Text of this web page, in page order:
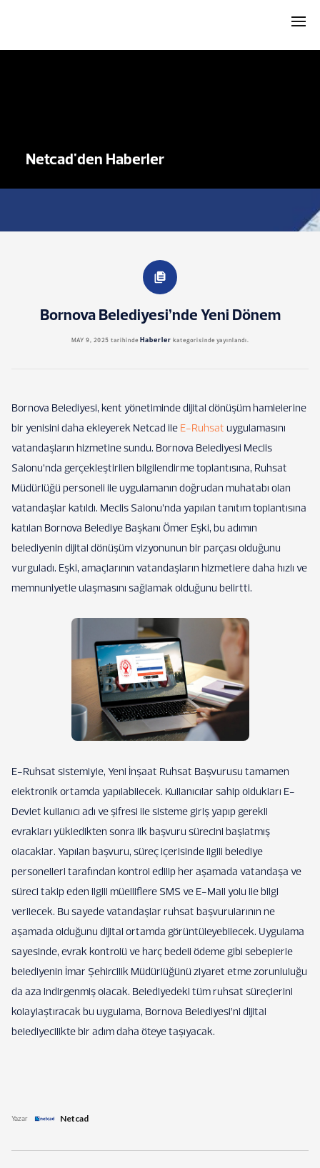
Netcad'den Haberler
Bornova Belediyesi’nde Yeni Dönem
MAY 9, 2025 tarihinde Haberler kategorisinde yayınlandı.
Bornova Belediyesi, kent yönetiminde dijital dönüşüm hamlelerine
bir yenisini daha ekleyerek Netcad ile E-Ruhsat uygulamasını
vatandaşların hizmetine sundu. Bornova Belediyesi Meclis
Salonu’nda gerçekleştirilen bilgilendirme toplantısına, Ruhsat
Müdürlüğü personeli ile uygulamanın doğrudan muhatabı olan
vatandaşlar katıldı. Meclis Salonu’nda yapılan tanıtım toplantısına
katılan Bornova Belediye Başkanı Ömer Eşki, bu adımın
belediyenin dijital dönüşüm vizyonunun bir parçası olduğunu
vurguladı. Eşki, amaçlarının vatandaşların hizmetlere daha hızlı ve
memnuniyetle ulaşmasını sağlamak olduğunu belirtti.
E-Ruhsat sistemiyle, Yeni İnşaat Ruhsat Başvurusu tamamen
elektronik ortamda yapılabilecek. Kullanıcılar sahip oldukları E-
Devlet kullanıcı adı ve şifresi ile sisteme giriş yapıp gerekli
evrakları yükledikten sonra ilk başvuru sürecini başlatmış
olacaklar. Yapılan başvuru, süreç içerisinde ilgili belediye
personelleri tarafından kontrol edilip her aşamada vatandaşa ve
süreci takip eden ilgili müelliflere SMS ve E-Mail yolu ile bilgi
verilecek. Bu sayede vatandaşlar ruhsat başvurularının ne
aşamada olduğunu dijital ortamda görüntüleyebilecek. Uygulama
sayesinde, evrak kontrolü ve harç bedeli ödeme gibi sebeplerle
belediyenin İmar Şehircilik Müdürlüğünü ziyaret etme zorunluluğu
da aza indirgenmiş olacak. Belediyedeki tüm ruhsat süreçlerini
kolaylaştıracak bu uygulama, Bornova Belediyesi’ni dijital
belediyecilikte bir adım daha öteye taşıyacak.
Yazar Netcad